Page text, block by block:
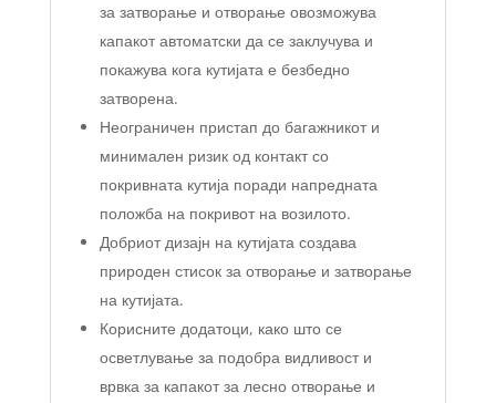
за затворање и отворање овозможува
капакот автоматски да се заклучува и
покажува кога кутијата е безбедно
затворена.
Неограничен пристап до багажникот и
минимален ризик од контакт со
покривната кутија поради напредната
положба на покривот на возилото.
Добриот дизајн на кутијата создава
природен стисок за отворање и затворање
на кутијата.
Корисните додатоци, како што се
осветлување за подобра видливост и
врвка за капакот за лесно отворање и